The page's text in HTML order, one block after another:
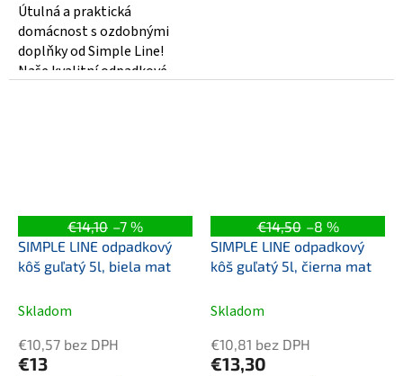
Útulná a praktická
domácnost s ozdobnými
doplňky od Simple Line!
Naše kvalitní odpadkové
€14,10 –7 %
SIMPLE LINE odpadkový
kôš guľatý 5l, biela mat
Skladom
€10,57 bez DPH
€13
€14,50 –8 %
SIMPLE LINE odpadkový
kôš guľatý 5l, čierna mat
Skladom
€10,81 bez DPH
€13,30